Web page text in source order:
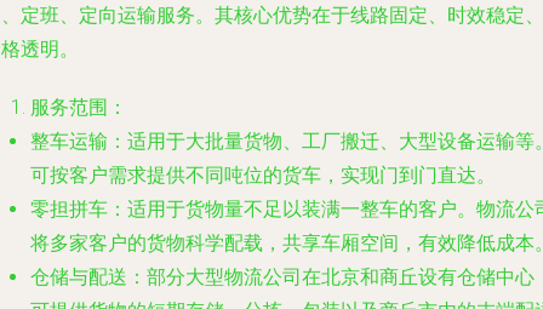
定班、定向运输服务。其核心优势在于线路固定、时效稳定、
透明。
服务范围 ：
整车运输 ：适用于大批量货物、工厂搬迁、大型设备运输等
可按客户需求提供不同吨位的货车，实现门到门直达。
零担拼车 ：适用于货物量不足以装满一整车的客户。物流公
将多家客户的货物科学配载，共享车厢空间，有效降低成本
仓储与配送 ：部分大型物流公司在北京和商丘设有仓储中心